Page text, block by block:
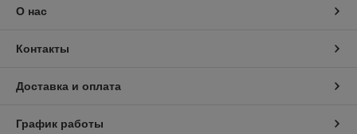
О нас
Контакты
Доставка и оплата
График работы